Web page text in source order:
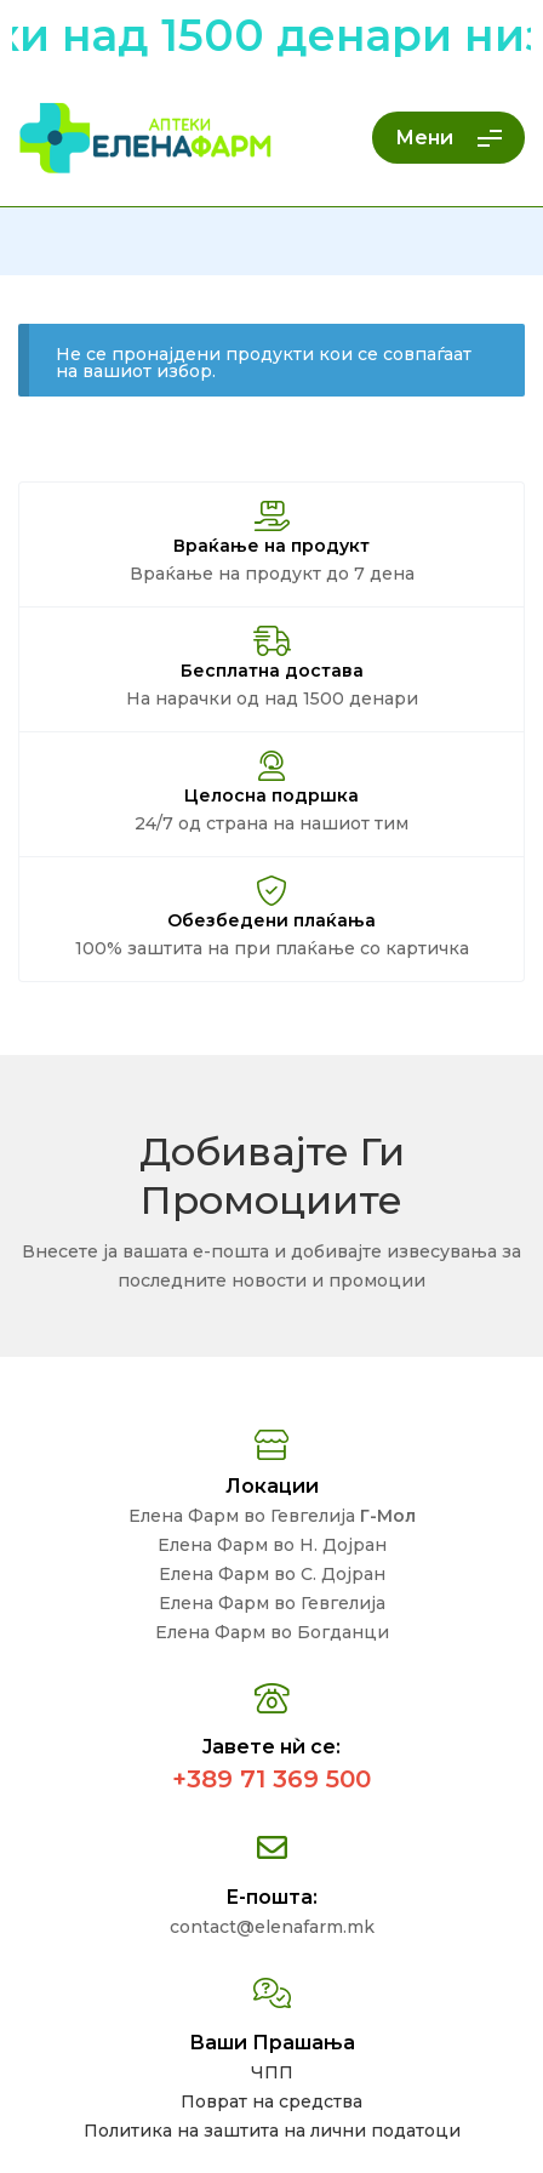
над 1500 денари
Мени
Не се пронајдени продукти кои се совпаѓаат
на вашиот избор.
Враќање на продукт
Враќање на продукт до 7 дена
Бесплатна достава
На нарачки од над 1500 денари
Целосна подршка
24/7 од страна на нашиот тим
Обезбедени плаќања
100% заштита на при плаќање со картичка
Добивајте Ги
Промоциите
Внесете ја вашата е-пошта и добивајте извесувања за
последните новости и промоции
Локации
Елена Фарм во Гевгелија Г-Мол
Елена Фарм во Н. Дојран
Елена Фарм во С. Дојран
Елена Фарм во Гевгелија
Елена Фарм во Богданци
Јавете нѝ се:
+389 71 369 500
Е-пошта:
contact@elenafarm.mk
Ваши Прашања
ЧПП
Поврат на средства
Политика на заштита на лични податоци